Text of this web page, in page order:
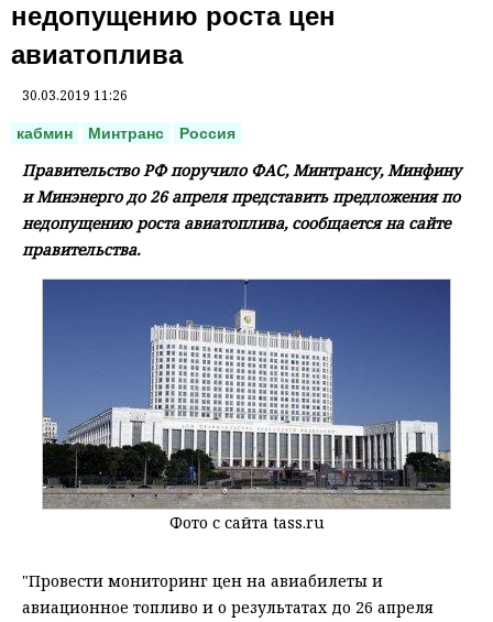
недопущению роста цен
авиатоплива
30.03.2019 11:26
кабмин Минтранс Россия
Правительство РФ поручило ФАС, Минтрансу, Минфину
и Минэнерго до 26 апреля представить предложения по
недопущению роста авиатоплива, сообщается на сайте
правительства.
Фото с сайта tass.ru
"Провести мониторинг цен на авиабилеты и
авиационное топливо и о результатах до 26 апреля